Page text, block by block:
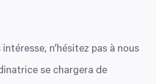
n’hésitez pas à nous
se chargera de